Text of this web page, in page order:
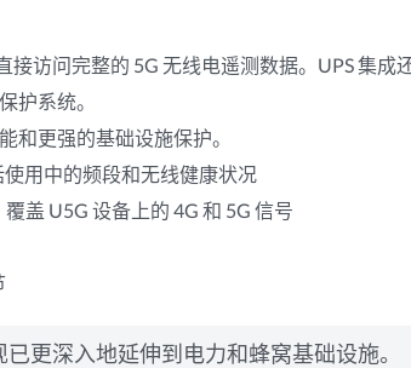
接访问完整的 5G 无线电遥测数据。UPS 集成
护系统。
和更强的基础设施保护。
用中的频段和无线健康状况
盖 U5G 设备上的 4G 和 5G 信号
更深入地延伸到电力和蜂窝基础设施。